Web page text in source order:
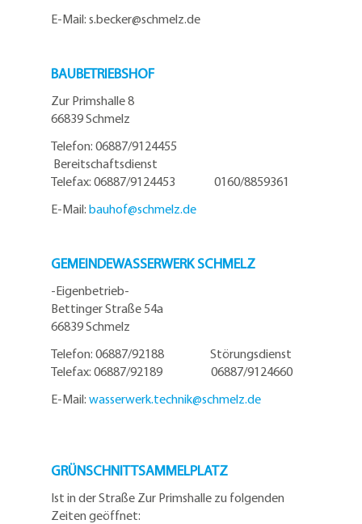
E-Mail: s.becker@schmelz.de
BAUBETRIEBSHOF
Zur Primshalle 8
66839 Schmelz
Telefon: 06887/9124455
Bereitschaftsdienst
Telefax: 06887/9124453 0160/8859361
E-Mail: bauhof@schmelz.de
GEMEINDEWASSERWERK SCHMELZ
-Eigenbetrieb-
Bettinger Straße 54a
66839 Schmelz
Telefon: 06887/92188 Störungsdienst
Telefax: 06887/92189 06887/9124660
E-Mail: wasserwerk.technik@schmelz.de
GRÜNSCHNITTSAMMELPLATZ
Ist in der Straße Zur Primshalle zu folgenden
Zeiten geöffnet: